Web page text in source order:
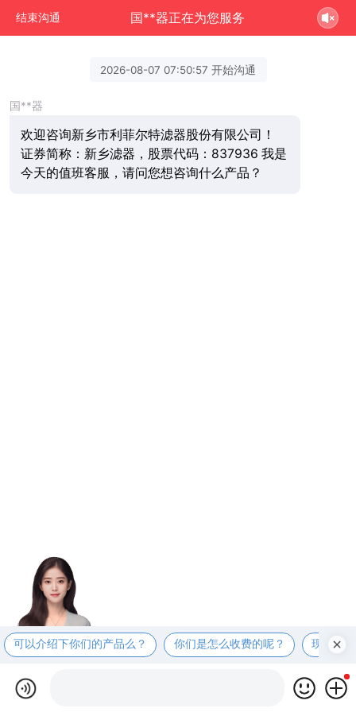
结束沟通 国**器正在为您服务
2026-08-07 07:50:57 开始沟通
国**器
欢迎咨询新乡市利菲尔特滤器股份有限公司！
证券简称：新乡滤器，股票代码：837936 我是
今天的值班客服，请问您想咨询什么产品？
可以介绍下你们的产品么？ 你们是怎么收费的呢？ 现在有